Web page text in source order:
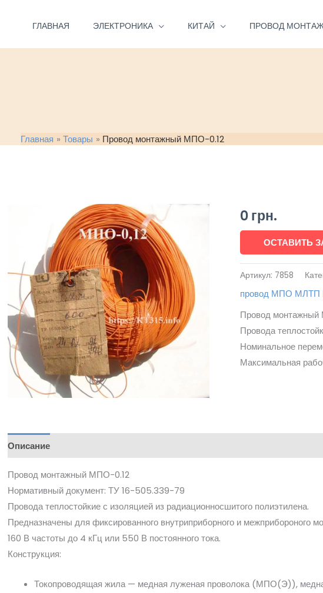
ГЛАВНАЯ ЭЛЕКТРОНИКА КИТАЙ ПРОВОД
Главная Товары Провод монтажный МПО-0.12
0грн.
ОСТАВИТЬ
Артикул: 7858
провод МПО
Провод
Провода
Номинальное
Максимальная
Описание
Провод монтажный МПО-0.12
Нормативный документ: ТУ 16-505.339-79
Провода теплостойкие с изоляцией из радиационносшитого полиэтилена.
Предназначены для фиксированного внутриприборного и межприбороного
160 В частоты до 4 кГц или 550 В постоянного тока.
Конструкция:
Токопроводящая жила — медная луженая проволока (МПО(Э)),